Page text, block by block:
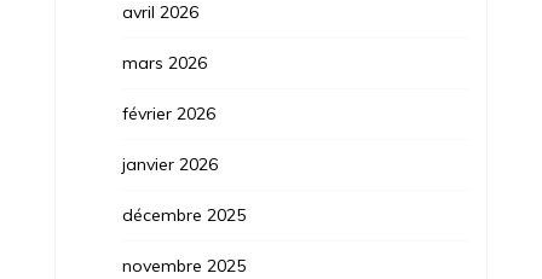
avril 2026
mars 2026
février 2026
janvier 2026
décembre 2025
novembre 2025